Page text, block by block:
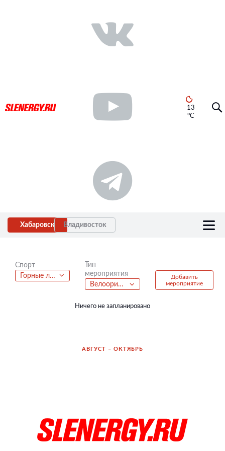
13
°C
Хабаровск Владивосток
Спорт
Горные лыжи
Тип
мероприятия
Велоориентирование
Добавить
мероприятие
Ничего не запланировано
АВГУСТ – ОКТЯБРЬ